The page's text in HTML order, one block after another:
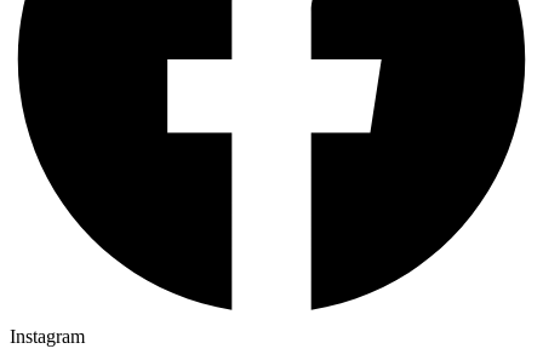
Instagram